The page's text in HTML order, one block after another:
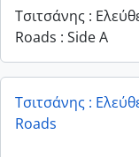
Τσιτσάνης :
Roads : Side A
Τσιτσάνης :
Roads